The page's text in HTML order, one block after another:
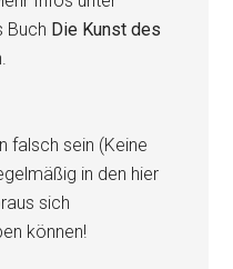
Buch Die Kunst des
falsch sein (Keine
in den hier
sich
können!